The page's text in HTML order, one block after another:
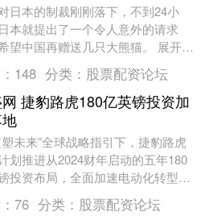
日本的制裁刚刚落下，不到24小
本就提出了一个令人意外的请求
中国再赠送几只大熊猫。 展开剩
从“香香”的万人空巷，到“晓晓”的归
....148 分类： 股票配资论坛
捷豹路虎180亿英镑投资加
塑未来”全球战略指引下，捷豹路虎
划推进从2024财年启动的五年180
投资布局，全面加速电动化转型。
“Freelander神行者”车型研发....
76 分类： 股票配资论坛